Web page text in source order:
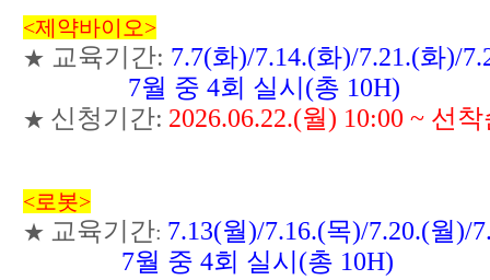
<제약바이오>
★ 교육기간: 7.7(화)/7.14.(화)/7.21.(화)/
7월 중 4회 실시(총 10H)
★ 신청기간: 2026.06.22.(월) 10:00 ~ 선
<로봇>
★ 교육기간: 7.13(월)/7.16.(목)/7.20.(월)/
7월 중 4회 실시(총 10H)